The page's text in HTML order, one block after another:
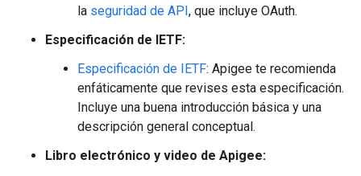
la seguridad de API, que incluye OAuth.
Especificación de IETF:
Especificación de IETF: Apigee te recomienda
enfáticamente que revises esta especificación.
Incluye una buena introducción básica y una
descripción general conceptual.
Libro electrónico y video de Apigee: